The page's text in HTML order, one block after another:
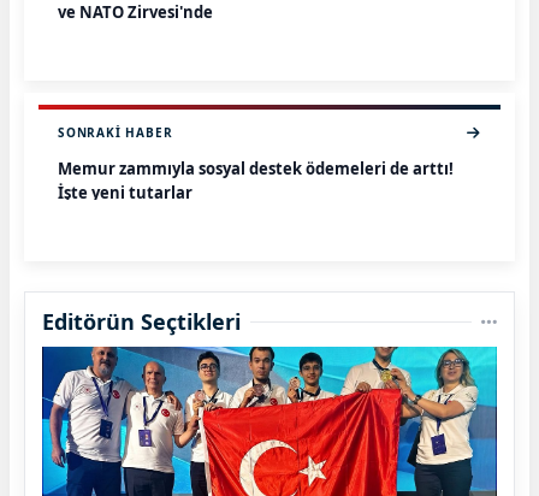
ve NATO Zirvesi'nde
SONRAKI HABER
Memur zammıyla sosyal destek ödemeleri de arttı!
İşte yeni tutarlar
Editörün Seçtikleri